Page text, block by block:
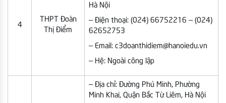
4
THPT Đoàn
Thị Điểm
Hà Nội
– Điện thoại: (024) 66752216 – (024)
62652753
– Email: c3doanthidiem@hanoiedu.vn
– Hệ: Ngoài công lập
– Địa chỉ: Đường Phú Minh, Phường
Minh Khai, Quận Bắc Từ Liêm, Hà Nội